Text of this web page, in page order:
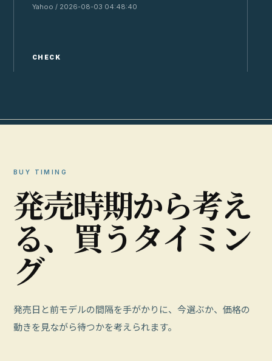
Yahoo / 2026-08-03 04:48:40
CHECK
BUY TIMING
発売時期から考え
る、 買うタイ ミ ン
グ
発売日と前モデルの間隔を手がかりに、今選ぶか、価格の
動きを見ながら待つかを考えられます。